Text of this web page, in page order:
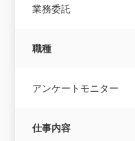
業務委託
職種
アンケートモニター
仕事内容